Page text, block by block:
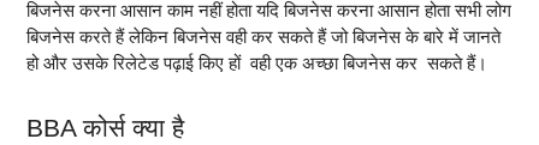
बिजनेस करना आसान काम नहीं होता यदि बिजनेस करना आसान होता सभी लोग
बिजनेस करते हैं लेकिन बिजनेस वही कर सकते हैं जो बिजनेस के बारे में जानते
हो और उसके रिलेटेड पढ़ाई किए हों वही एक अच्छा बिजनेस कर सकते हैं।
BBA कोर्स क्या है